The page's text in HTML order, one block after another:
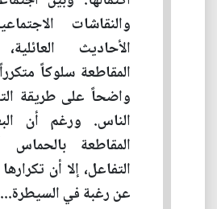
والنقاشات
الأحاديث
المقاطعة سلوكاً
واضحاً على طريقة
الناس. ورغم أن
المقاطعة
التفاعل، إلا أن
عن رغبة في السيطرة...